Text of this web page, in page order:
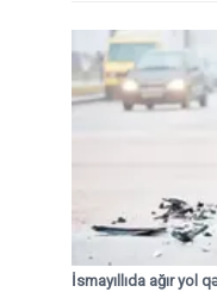
İsmayıllıda ağır yol